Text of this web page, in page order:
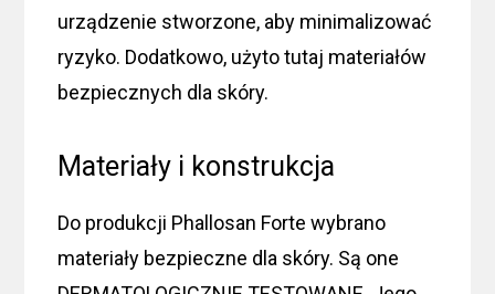
urządzenie stworzone, aby minimalizować
ryzyko. Dodatkowo, użyto tutaj materiałów
bezpiecznych dla skóry.
Materiały i konstrukcja
Do produkcji Phallosan Forte wybrano
materiały bezpieczne dla skóry. Są one